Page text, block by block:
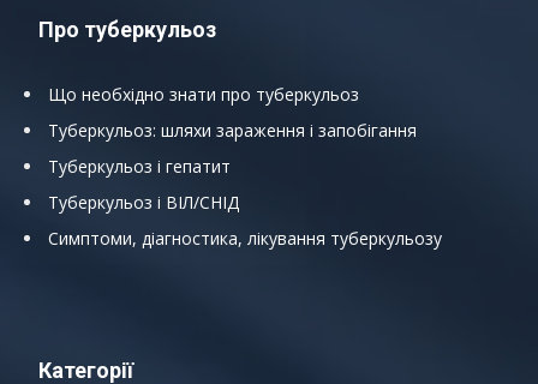
Про туберкульоз
Що необхідно знати про туберкульоз
Туберкульоз: шляхи зараження і запобігання
Туберкульоз і гепатит
Туберкульоз і ВІЛ/СНІД
Симптоми, діагностика, лікування туберкульозу
Категорії